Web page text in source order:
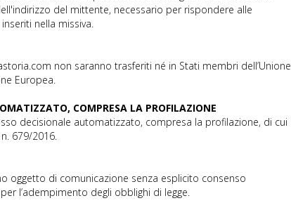
del mittente, necessario per rispondere alle
nella missiva.
non saranno trasferiti né in Stati membri dell’Unione
Europea.
COMPRESA LA PROFILAZIONE
decisionale automatizzato, compresa la profilazione, di cui
679/2016.
oggetto di comunicazione senza esplicito consenso
l’adempimento degli obblighi di legge.